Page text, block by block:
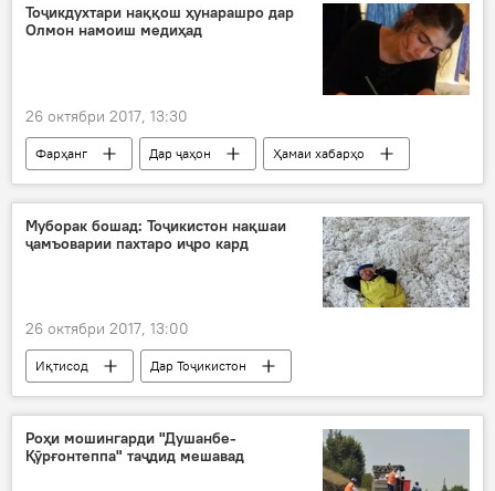
медоли тилло
Дар Русия
Тоҷикдухтари наққош ҳунарашро дар
Олмон намоиш медиҳад
26 октябри 2017, 13:30
Фарҳанг Дар ҷаҳон
Ҳамаи хабарҳо
Тоҷикистон-Олмон
Беназир Ализода
Исфандиёр Назар
Große Hobbykünstler Verkaufsausstellung
Kreativ
Муборак бошад: Тоҷикистон нақшаи
ҷамъоварии пахтаро иҷро кард
26 октябри 2017, 13:00
Иқтисод
Дар Тоҷикистон
Ҳамаи хабарҳо
Вазорати кишоварзӣ
пахта
Роҳи мошингарди "Душанбе-
Қӯрғонтеппа" таҷдид мешавад